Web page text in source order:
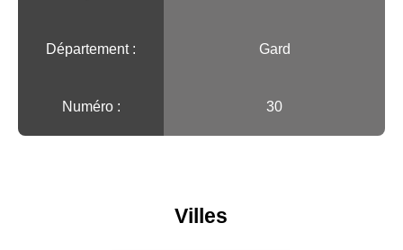
Département : Gard
Numéro : 30
Villes